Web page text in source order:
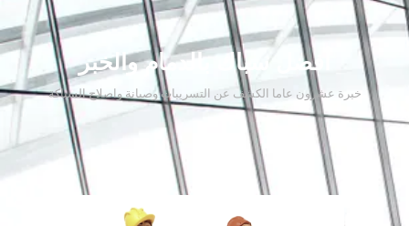
أفضل سباك بالدمام والخبر
خبرة عشرون عاما الكشف عن التسريبات وصيانة واصلاح السباكة